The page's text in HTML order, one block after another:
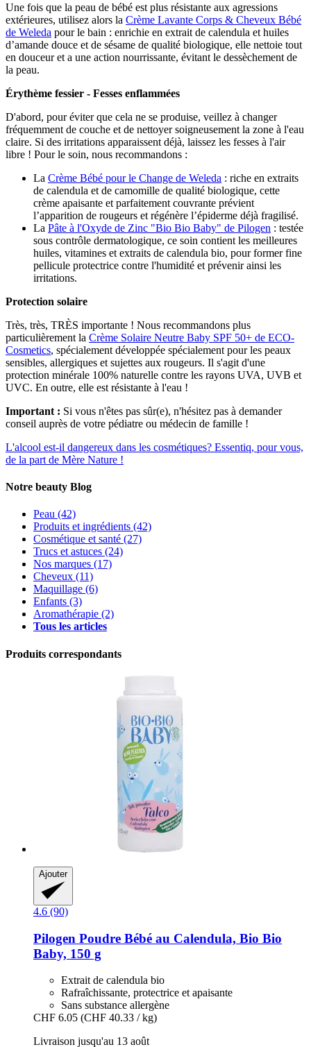
Une fois que la peau de bébé est plus résistante aux agressions
extérieures, utilisez alors la Crème Lavante Corps & Cheveux Bébé
de Weleda pour le bain : enrichie en extrait de calendula et huiles
d’amande douce et de sésame de qualité biologique, elle nettoie tout
en douceur et a une action nourrissante, évitant le dessèchement de
la peau.
Érythème fessier - Fesses enflammées
D'abord, pour éviter que cela ne se produise, veillez à changer
fréquemment de couche et de nettoyer soigneusement la zone à l'eau
claire. Si des irritations apparaissent déjà, laissez les fesses à l'air
libre ! Pour le soin, nous recommandons :
La Crème Bébé pour le Change de Weleda : riche en extraits
de calendula et de camomille de qualité biologique, cette
crème apaisante et parfaitement couvrante prévient
l’apparition de rougeurs et régénère l’épiderme déjà fragilisé.
La Pâte à l'Oxyde de Zinc "Bio Bio Baby" de Pilogen : testée
sous contrôle dermatologique, ce soin contient les meilleures
huiles, vitamines et extraits de calendula bio, pour former fine
pellicule protectrice contre l'humidité et prévenir ainsi les
irritations.
Protection solaire
Très, très, TRÈS importante ! Nous recommandons plus
particulièrement la Crème Solaire Neutre Baby SPF 50+ de ECO-
Cosmetics, spécialement développée spécialement pour les peaux
sensibles, allergiques et sujettes aux rougeurs. Il s'agit d'une
protection minérale 100% naturelle contre les rayons UVA, UVB et
UVC. En outre, elle est résistante à l'eau !
Important : Si vous n'êtes pas sûr(e), n'hésitez pas à demander
conseil auprès de votre pédiatre ou médecin de famille !
L'alcool est-il dangereux dans les cosmétiques? Essentiq, pour vous,
de la part de Mère Nature !
Notre beauty Blog
Peau (42)
Produits et ingrédients (42)
Cosmétique et santé (27)
Trucs et astuces (24)
Nos marques (17)
Cheveux (11)
Maquillage (6)
Enfants (3)
Aromathérapie (2)
Tous les articles
Produits correspondants
Ajouter
4.6 (90)
Pilogen Poudre Bébé au Calendula, Bio Bio
Baby, 150 g
Extrait de calendula bio
Rafraîchissante, protectrice et apaisante
Sans substance allergène
CHF 6.05 (CHF 40.33 / kg)
Livraison jusqu'au 13 août